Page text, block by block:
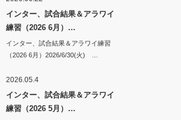
インター、試合結果＆アラワイ
練習（2026 6月）…
インター、試合結果＆アラワイ練習
（2026 6月）2026/6/30(火) …
2026.05.4
インター、試合結果＆アラワイ
練習（2026 5月）…